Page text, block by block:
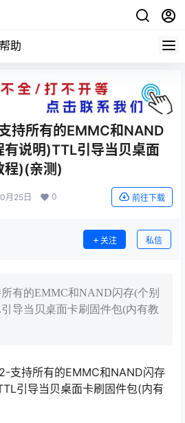
帮助
持所有的EMMC和NAND
说明)TTL引导当贝桌面
程)(亲测)
月25日 0 前往下载
关注 私信
有的EMMC和NAND闪存(个别
导当贝桌面卡刷固件包(内有教
支持所有的EMMC和NAND闪存
引导当贝桌面卡刷固件包(内有